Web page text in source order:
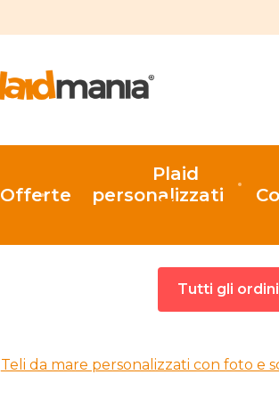
Offerte
Plaid
personalizzati
Tutti gli
Teli da mare personalizzati con foto e